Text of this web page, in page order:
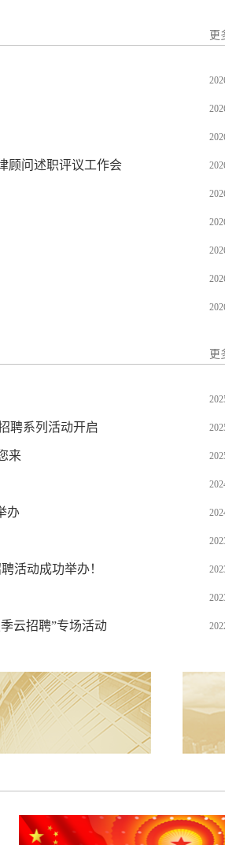
更
顾问述职评议工作会
更
聘系列活动开启
来
办
活动成功举办！
云招聘”专场活动